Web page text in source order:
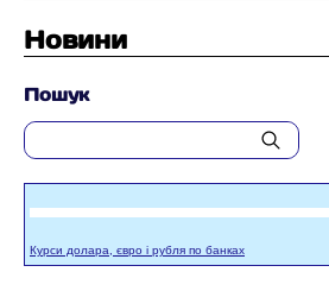
Новини
Пошук
Курси долара, євро і рубля по банках